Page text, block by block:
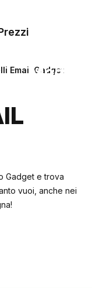
Modelli
Email Gadget
Gadget e trova
vuoi, anche nei